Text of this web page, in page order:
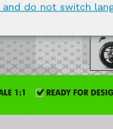
and do not switch